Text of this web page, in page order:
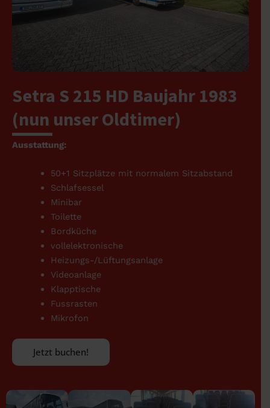
Setra S 215 HD Baujahr 1983
(nun unser Oldtimer)
Ausstattung:
50+1 Sitzplätze mit normalem Sitzabstand
Schlafsessel
Minibar
Toilette
Bordküche
vollelektronische
Heizungs-/Lüftungsanlage
Videoanlage
Klapptische
Fussrasten
Mikrofon
Jetzt buchen!